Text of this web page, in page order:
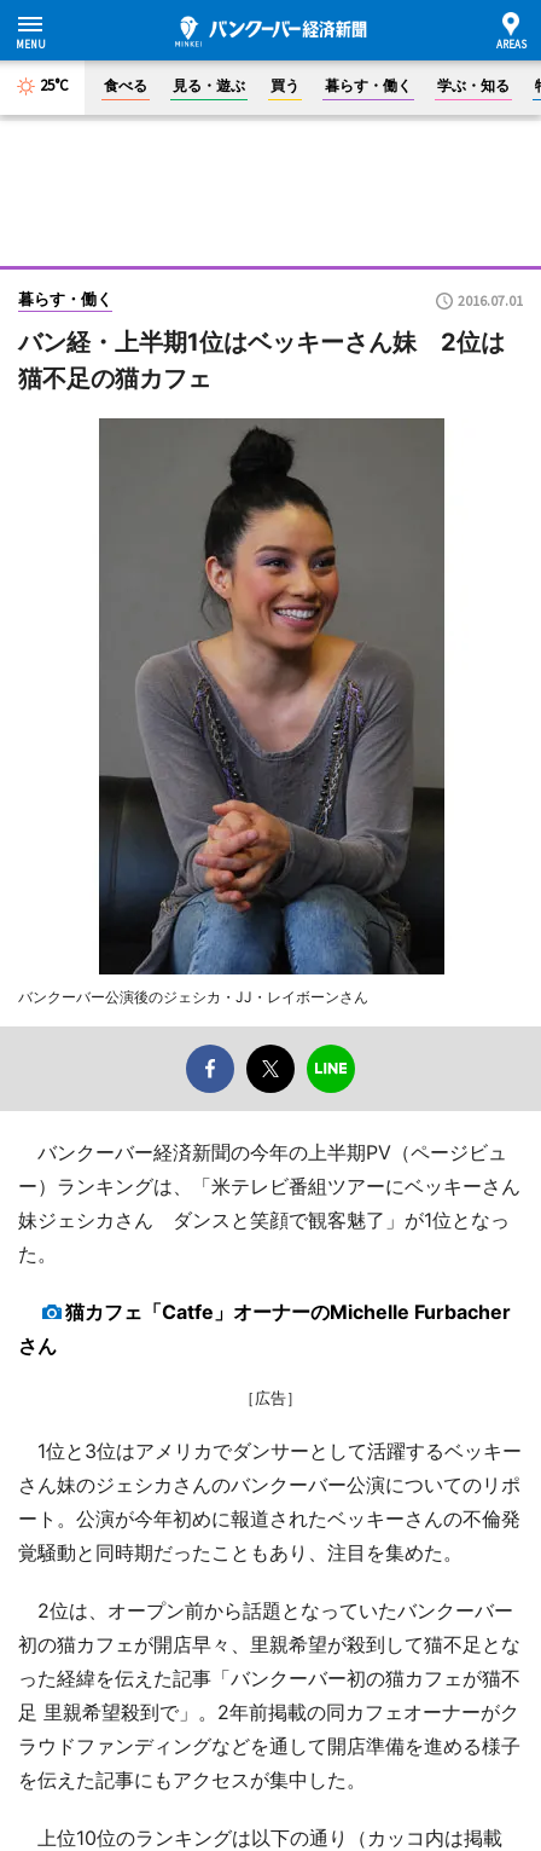
25°C 食べる 見る・遊ぶ 買う 暮らす・働く 学ぶ・知る
暮らす・働く 2016.07.01
バン経・上半期1位はベッキーさん妹 2位は
猫不足の猫カフェ
バンクーバー公演後のジェシカ・JJ・レイボーンさん
バンクーバー経済新聞の今年の上半期PV（ページビュ
ー）ランキングは、「米テレビ番組ツアーにベッキーさん
妹ジェシカさん ダンスと笑顔で観客魅了」が1位となっ
た。
猫カフェ「Catfe」オーナーのMichelle Furbacher
さん
［広告］
1位と3位はアメリカでダンサーとして活躍するベッキー
さん妹のジェシカさんのバンクーバー公演についてのリポ
ート。公演が今年初めに報道されたベッキーさんの不倫発
覚騒動と同時期だったこともあり、注目を集めた。
2位は、オープン前から話題となっていたバンクーバー
初の猫カフェが開店早々、里親希望が殺到して猫不足とな
った経緯を伝えた記事「バンクーバー初の猫カフェが猫不
足 里親希望殺到で」。2年前掲載の同カフェオーナーがク
ラウドファンディングなどを通して開店準備を進める様子
を伝えた記事にもアクセスが集中した。
上位10位のランキングは以下の通り（カッコ内は掲載